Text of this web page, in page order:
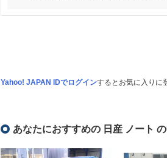
Yahoo! JAPAN IDでログインするとお気に入りに
あなたにおすすめの 日産 ノート